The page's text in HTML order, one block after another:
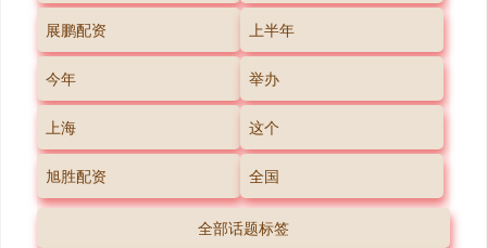
展鹏配资 上半年
今年 举办
上海 这个
旭胜配资 全国
全部话题标签